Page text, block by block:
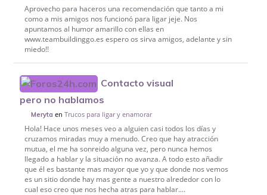
Aprovecho para haceros una recomendación que tanto a mi
como a mis amigos nos funcionó para ligar jeje. Nos
apuntamos al humor amarillo con ellas en
www.teambuildinggo.es espero os sirva amigos, adelante y sin
miedo!!
Contacto visual
pero no hablamos
Meryta enTrucos para ligar y enamorar
Hola! Hace unos meses veo a alguien casi todos los días y
cruzamos miradas muy a menudo. Creo que hay atracción
mutua, el me ha sonreido alguna vez, pero nunca hemos
llegado a hablar y la situación no avanza. A todo esto añadir
que él es bastante mas mayor que yo y que donde nos vemos
es un sitio donde hay mas gente a nuestro alrededor con lo
cual eso creo que nos hecha atras para hablar....